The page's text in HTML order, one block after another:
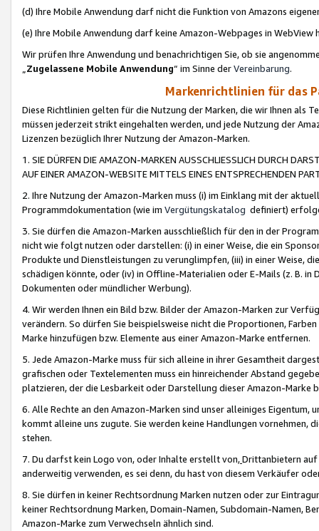
(d) Ihre Mobile Anwendung darf nicht die Funktion von Amazons
(e) Ihre Mobile Anwendung darf keine Amazon-Webpages in WebView
Wir prüfen Ihre Anwendung und benachrichtigen Sie, ob sie
„Zugelassene Mobile Anwendung“ im Sinne derVereinbarung.
Markenrichtlinien für das
Diese Richtlinien gelten für die Nutzung der Marken, die wir Ihnen als
müssen jederzeit strikt eingehalten werden, und jede Nutzung der
Lizenzen bezüglich Ihrer Nutzung der Amazon-Marken.
1. SIE DÜRFEN DIE AMAZON-MARKEN AUSSCHLIESSLICH DURCH
AUF EINER AMAZON-WEBSITE MITTELS EINES ENTSPRECHENDEN
2. Ihre Nutzung der Amazon-Marken muss (i) im Einklang mit der
Programmdokumentation (wie im Vergütungskatalog definiert)
3. Sie dürfen die Amazon-Marken ausschließlich für den in der
nicht wie folgt nutzen oder darstellen: (i) in einer Weise, die ein
Produkte und Dienstleistungen zu verunglimpfen, (iii) in einer Weise,
schädigen könnte, oder (iv) in Offline-Materialien oder E-Mails (z. B. in
Dokumenten oder mündlicher Werbung).
4. Wir werden Ihnen ein Bild bzw. Bilder der Amazon-Marken zur
verändern. So dürfen Sie beispielsweise nicht die Proportionen,
Marke hinzufügen bzw. Elemente aus einer Amazon-Marke entfernen.
5. Jede Amazon-Marke muss für sich alleine in ihrer Gesamtheit
grafischen oder Textelementen muss ein hinreichender Abstand
platzieren, der die Lesbarkeit oder Darstellung dieser Amazon-Marke
6. Alle Rechte an den Amazon-Marken sind unser alleiniges
kommt alleine uns zugute. Sie werden keine Handlungen vornehmen,
stehen.
7. Du darfst kein Logo von, oder Inhalte erstellt von,Drittanbietern auf
anderweitig verwenden, es sei denn, du hast von diesem Verkäufer
8. Sie dürfen in keiner Rechtsordnung Marken nutzen oder zur
keiner Rechtsordnung Marken, Domain-Namen, Subdomain-Namen,
Amazon-Marke zum Verwechseln ähnlich sind.